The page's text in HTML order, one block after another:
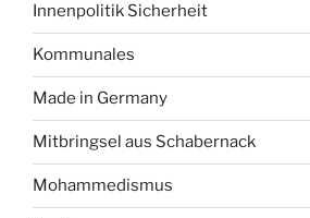
Innenpolitik Sicherheit
Kommunales
Made in Germany
Mitbringsel aus Schabernack
Mohammedismus